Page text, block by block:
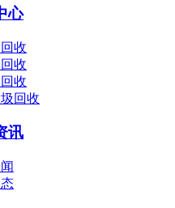
心
收
收
收
回收
讯